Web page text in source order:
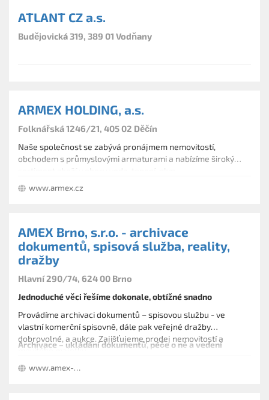
ATLANT CZ a.s.
Budějovická 319, 389 01 Vodňany
ARMEX HOLDING, a.s.
Folknářská 1246/21, 405 02 Děčín
Naše společnost se zabývá pronájmem nemovitostí,
obchodem s průmyslovými armaturami a nabízíme široký
www.armex.cz
AMEX Brno, s.r.o. - archivace
dokumentů, spisová služba, reality,
dražby
Hlavní 290/74, 624 00 Brno
Jednoduché věci řešíme dokonale, obtížné snadno
Provádíme archivaci dokumentů – spisovou službu - ve
vlastní komerční spisovně, dále pak veřejné dražby
dobrovolné, a aukce. Zajišťujeme prodej nemovitostí a
movitého majetku.
Archivace – ukládání dokumentů, péče o ně a vedení
Na základě koncese poskytujeme komplexní spisové služby,
www.amex-brno.cz